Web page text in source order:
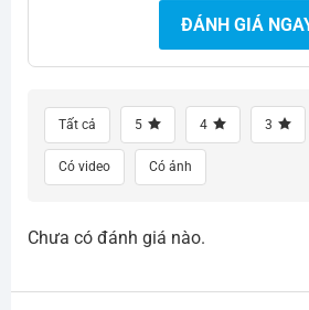
ĐÁNH GIÁ
Tất cả 5 4 3
Có video Có ảnh
Chưa có đánh giá nào.